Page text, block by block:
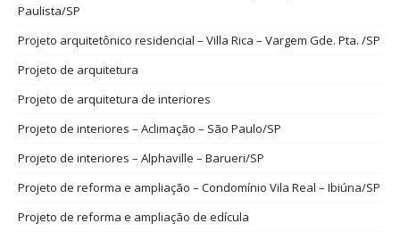
Paulista/SP
Projeto arquitetônico residencial – Villa Rica – Vargem Gde. Pta. /SP
Projeto de arquitetura
Projeto de arquitetura de interiores
Projeto de interiores – Aclimação – São Paulo/SP
Projeto de interiores – Alphaville – Barueri/SP
Projeto de reforma e ampliação – Condomínio Vila Real – Ibiúna/SP
Projeto de reforma e ampliação de edícula